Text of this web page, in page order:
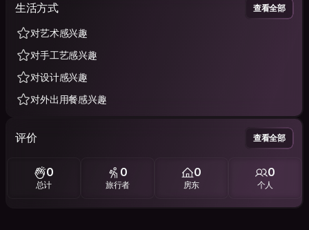
生活方式 查看全部
对艺术感兴趣
对手工艺感兴趣
对设计感兴趣
对外出用餐感兴趣
评价 查看全部
0
总计
0
旅行者
0
房东
0
个人